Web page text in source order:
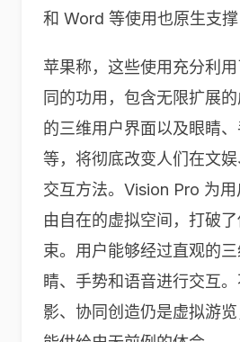
和 Word 等使用也原生支撑
苹果称，这些使用充分利
同的功用，包含无限扩展
的三维用户界面以及眼睛
等，将彻底改变人们在文
交互方法。Vision Pro 为
由自在的虚拟空间，打破
束。用户能够经过直观的
睛、手势和语音进行交互
影、协同创造仍是虚拟游